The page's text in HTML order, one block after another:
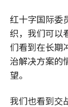
红十字国际委
织，我们可以
们看到在长期
治解决方案的
望。
我们也看到交